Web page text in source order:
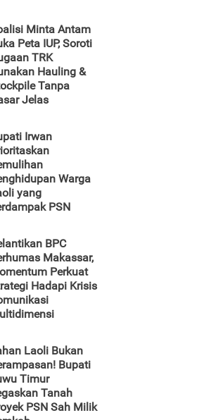
Minta Antam
Peta IUP, Soroti
TRK
Hauling &
Tanpa
Jelas
Irwan
Warga
yang
PSN
BPC
Makassar,
Perkuat
Hadapi Krisis
Laoli Bukan
Bupati
Timur
Tanah
PSN Sah Milik